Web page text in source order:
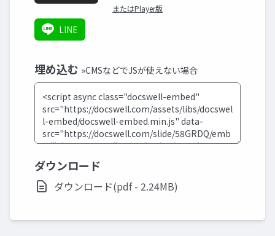
またはPlayer版
LINE
埋め込む »CMSなどでJSが使えない場合
ダウンロード
ダウンロード(pdf - 2.24MB)